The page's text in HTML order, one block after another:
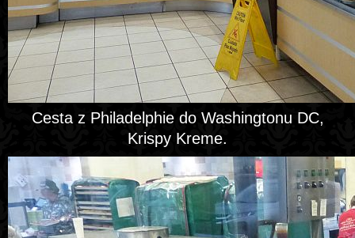
Cesta z Philadelphie do Washingtonu DC,
Krispy Kreme.